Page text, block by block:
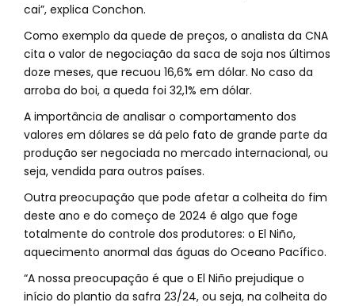
cai”, explica Conchon.
Como exemplo da quede de preços, o analista da CNA
cita o valor de negociação da saca de soja nos últimos
doze meses, que recuou 16,6% em dólar. No caso da
arroba do boi, a queda foi 32,1% em dólar.
A importância de analisar o comportamento dos
valores em dólares se dá pelo fato de grande parte da
produção ser negociada no mercado internacional, ou
seja, vendida para outros países.
Outra preocupação que pode afetar a colheita do fim
deste ano e do começo de 2024 é algo que foge
totalmente do controle dos produtores: o El Niño,
aquecimento anormal das águas do Oceano Pacífico.
“A nossa preocupação é que o El Niño prejudique o
início do plantio da safra 23/24, ou seja, na colheita do